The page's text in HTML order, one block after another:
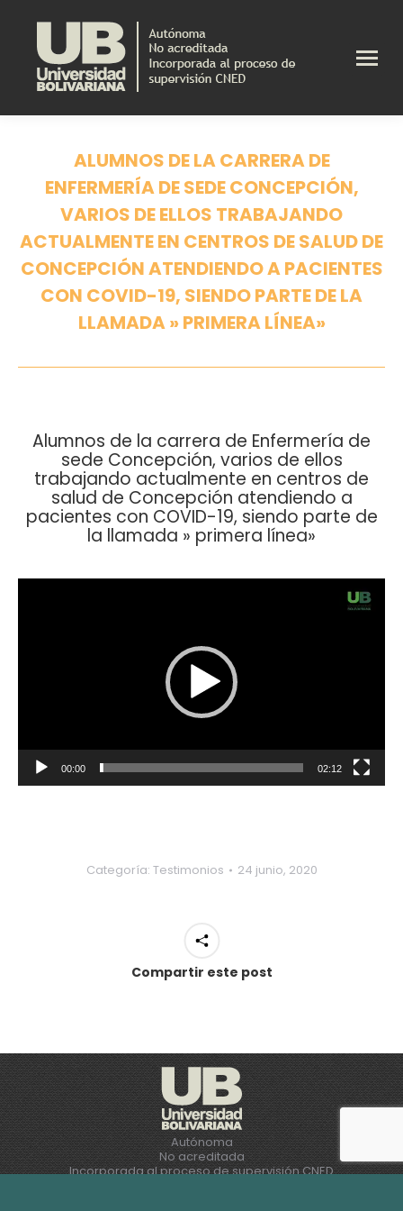
ALUMNOS DE LA CARRERA DE
ENFERMERÍA DE SEDE CONCEPCIÓN,
VARIOS DE ELLOS TRABAJANDO
ACTUALMENTE EN CENTROS DE SALUD DE
CONCEPCIÓN ATENDIENDO A PACIENTES
CON COVID-19, SIENDO PARTE DE LA
LLAMADA » PRIMERA LÍNEA»
Alumnos de la carrera de Enfermería de
sede Concepción, varios de ellos
trabajando actualmente en centros de
salud de Concepción atendiendo a
pacientes con COVID-19, siendo parte de
la llamada » primera línea»
00:00 02:12
Categoría: Testimonios 24 junio, 2020
Compartir este post
Autónoma
No acreditada
Incorporada al proceso de supervisión CNED